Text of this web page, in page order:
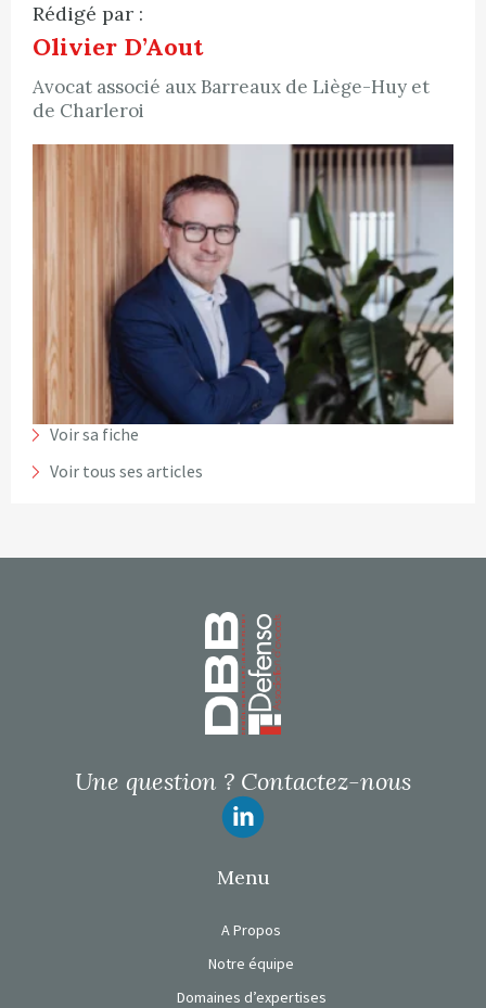
Rédigé par :
Olivier D’Aout
Avocat associé aux Barreaux de Liège-Huy et
de Charleroi
Voir sa fiche
Voir tous ses articles
Page d’accueil
Une question ? Contactez-nous
Menu
A Propos
Notre équipe
Domaines d’expertises